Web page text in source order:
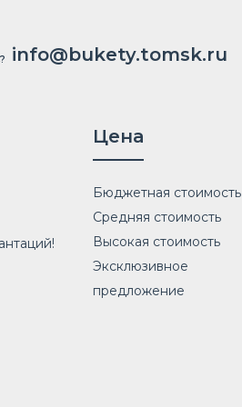
info@bukety.tomsk.ru
Цена
Бюджетная стоимость
Средняя стоимость
Высокая стоимость
Эксклюзивное
предложение